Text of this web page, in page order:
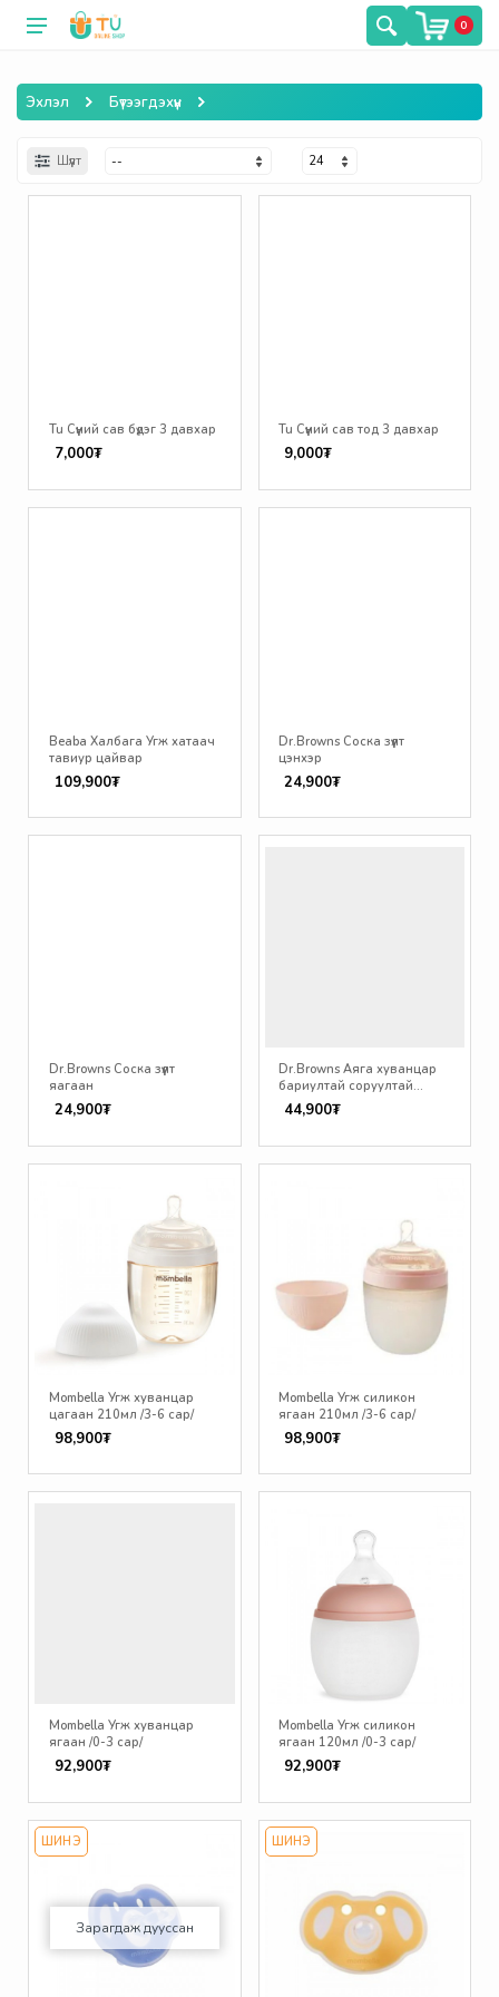
0
Эхлэл Бүтээгдэхүүн
Шүүлт
Tu Сүүний сав бүдэг 3 давхар
7,000₮
Tu Сүүний сав тод 3 давхар
9,000₮
Beaba Халбага Угж хатаач
тавиур цайвар
109,900₮
Dr.Browns Соска зүүлт
цэнхэр
24,900₮
Dr.Browns Соска зүүлт
яагаан
24,900₮
Dr.Browns Аяга хуванцар
бариултай соруултай
цэнхэр 250мл /+6 сар/
44,900₮
Mombella Угж хуванцар
цагаан 210мл /3-6 сар/
98,900₮
Mombella Угж силикон
ягаан 210мл /3-6 сар/
98,900₮
Mombella Угж хуванцар
ягаан /0-3 сар/
92,900₮
Mombella Угж силикон
ягаан 120мл /0-3 сар/
92,900₮
ШИНЭ
Зарагдаж дууссан
ШИНЭ